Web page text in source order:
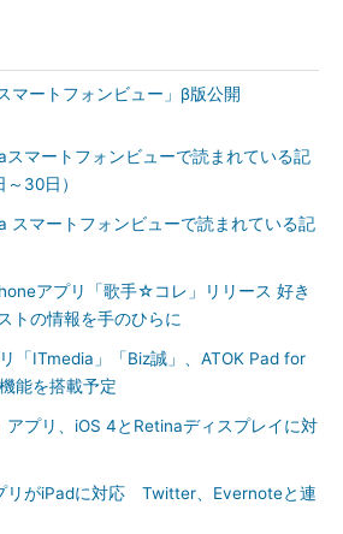
マートフォンビュー」β版公開
スマートフォンビューで読まれている記
30日）
スマートフォンビューで読まれている記
アプリ「歌手☆コレ」リリース 好き
トの情報を手のひらに
「ITmedia」「Biz誠」、ATOK Pad for
能を搭載予定
アプリ、iOS 4とRetinaディスプレイに対
リがiPadに対応 Twitter、Evernoteと連